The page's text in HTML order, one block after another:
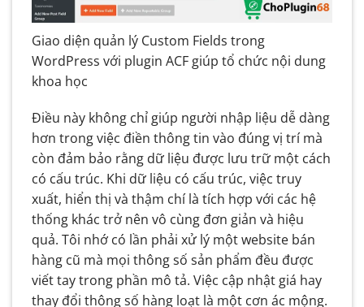
Giao diện quản lý Custom Fields trong
WordPress với plugin ACF giúp tổ chức nội dung
khoa học
Điều này không chỉ giúp người nhập liệu dễ dàng
hơn trong việc điền thông tin vào đúng vị trí mà
còn đảm bảo rằng dữ liệu được lưu trữ một cách
có cấu trúc. Khi dữ liệu có cấu trúc, việc truy
xuất, hiển thị và thậm chí là tích hợp với các hệ
thống khác trở nên vô cùng đơn giản và hiệu
quả. Tôi nhớ có lần phải xử lý một website bán
hàng cũ mà mọi thông số sản phẩm đều được
viết tay trong phần mô tả. Việc cập nhật giá hay
thay đổi thông số hàng loạt là một cơn ác mộng.